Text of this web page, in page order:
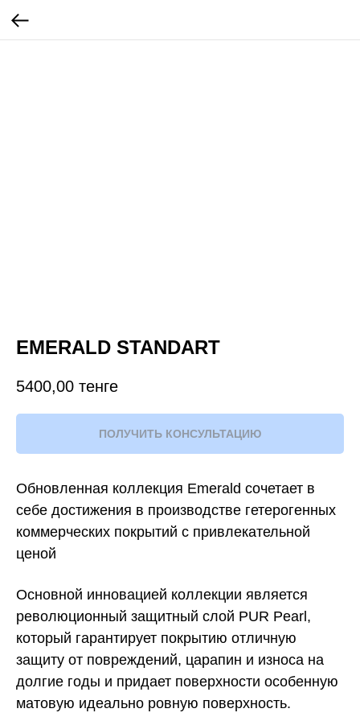
EMERALD STANDART
5400,00 тенге
ПОЛУЧИТЬ КОНСУЛЬТАЦИЮ
Обновленная коллекция Emerald сочетает в
себе достижения в производстве гетерогенных
коммерческих покрытий с привлекательной
ценой
Основной инновацией коллекции является
революционный защитный слой PUR Pearl,
который гарантирует покрытию отличную
защиту от повреждений, царапин и износа на
долгие годы и придает поверхности особенную
матовую идеально ровную поверхность.